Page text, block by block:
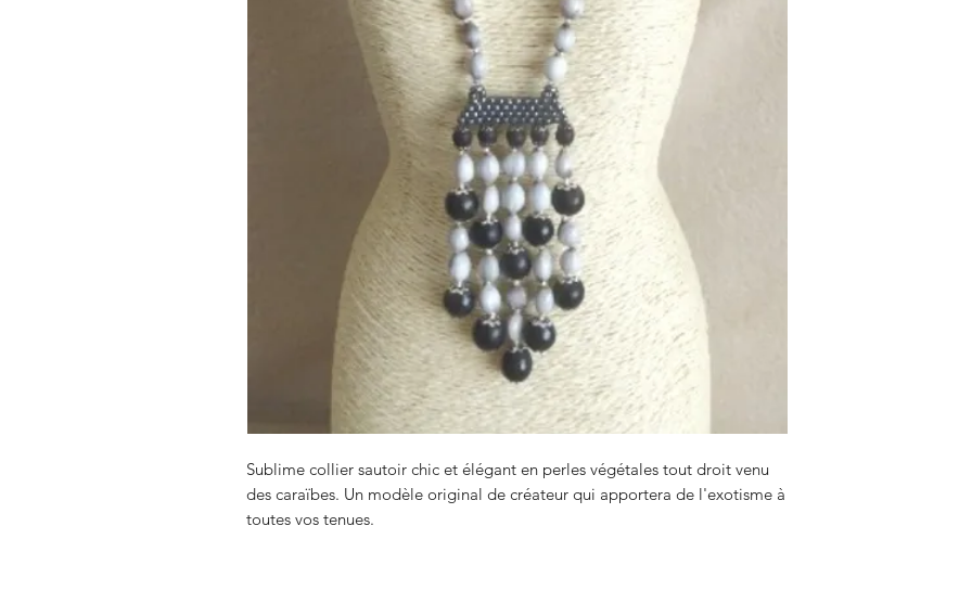
Sublime collier sautoir chic et élégant en perles végétales tout droit venu
des caraïbes. Un modèle original de créateur qui apportera de l'exotisme à
toutes vos tenues.